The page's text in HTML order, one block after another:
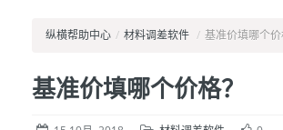
纵横帮助中心 / 材料调差软件 / 基准价填哪个价
基准价填哪个价格？